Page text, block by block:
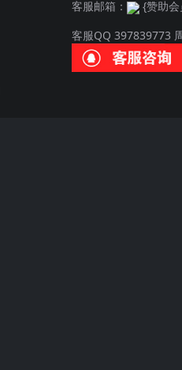
客服邮箱：
{赞助
客服QQ 397839773